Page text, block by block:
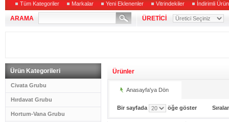
Tüm Kategoriler Markalar Yeni Eklenenler Vitrindekiler İndirimli
ARAMA ÜRETİCİ
Ürün Kategorileri
Civata Grubu
Hırdavat Grubu
Hortum-Vana Grubu
Ürünler
Anasayfa'ya Dön
Bir sayfada öğe göster